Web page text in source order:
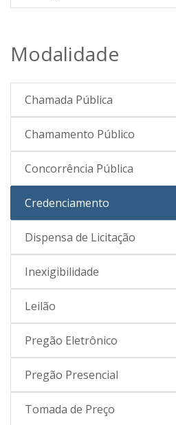
Modalidade
Chamada Pública
Chamamento Público
Concorrência Pública
Credenciamento
Dispensa de Licitação
Inexigibilidade
Leilão
Pregão Eletrônico
Pregão Presencial
Tomada de Preço